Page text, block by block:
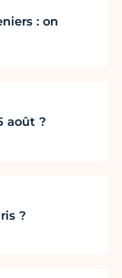
: on
août ?
?